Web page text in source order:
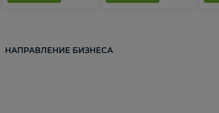
НАПРАВЛЕНИЕ БИЗНЕСА